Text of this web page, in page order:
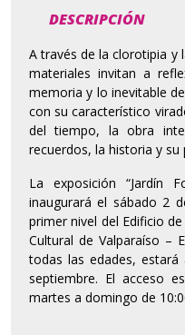
DESCRIPCIÓN
A través de la clorotipia y
materiales invitan a
memoria y lo inevitable
con su característico
del tiempo, la obra
recuerdos, la historia y su
La exposición “Jardín
inaugurará el sábado 2
primer nivel del Edificio
Cultural de Valparaíso –
todas las edades,
septiembre. El acceso
martes a domingo de